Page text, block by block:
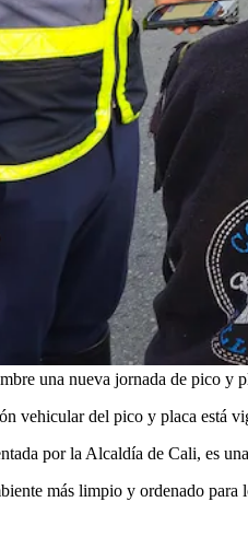
una nueva jornada de pico y
vehicular del pico y placa está
por la Alcaldía de Cali, es
más limpio y ordenado